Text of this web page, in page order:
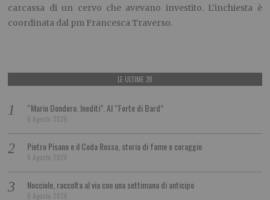
carcassa di un cervo che avevano investito. L’inchiesta è
coordinata dal pm Francesca Traverso.
LE ULTIME 20
“Mario Dondero. Inediti”. Al “Forte di Bard”
6 Agosto 2026
Pietro Pisano e il Coda Rossa, storia di fame e coraggio
6 Agosto 2026
Nocciole, raccolta al via con una settimana di anticipo
6 Agosto 2026